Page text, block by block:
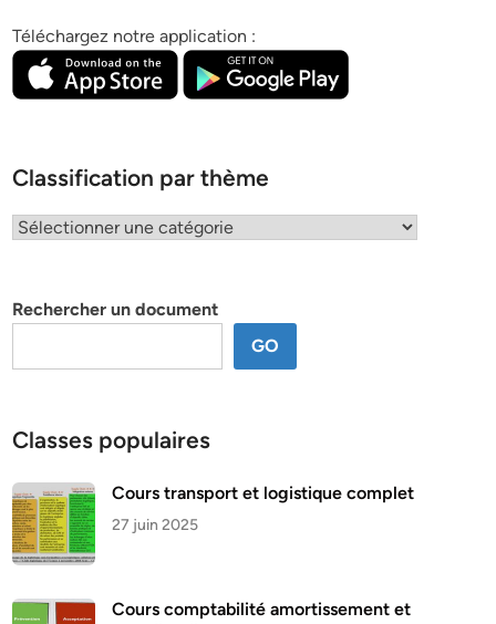
Téléchargez notre application :
Classification par thème
Classification
Rechercher un document
GO
Classes populaires
Cours transport et logistique complet
27 juin 2025
Cours comptabilité amortissement et